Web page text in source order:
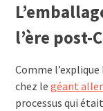
l’ère post-
Comme
chez le géant
processus qui